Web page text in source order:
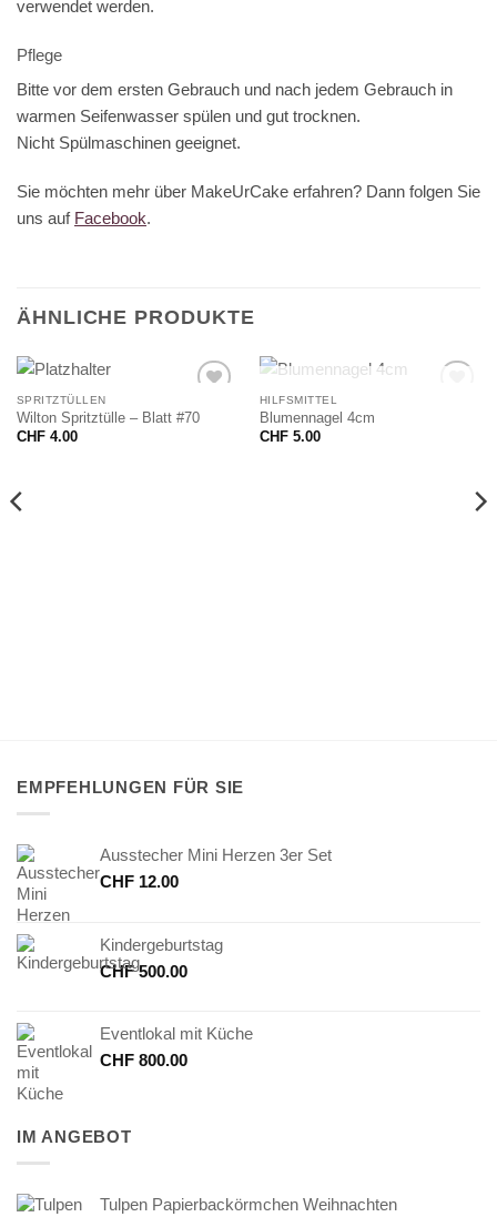
verwendet werden.
Pflege
Bitte vor dem ersten Gebrauch und nach jedem Gebrauch in
warmen Seifenwasser spülen und gut trocknen.
Nicht Spülmaschinen geeignet.
Sie möchten mehr über MakeUrCake erfahren? Dann folgen Sie
uns auf Facebook.
ÄHNLICHE PRODUKTE
SPRITZTÜLLEN
Wilton Spritztülle – Blatt #70
CHF4.00
NICHT VORRÄTIG
HILFSMITTEL
Blumennagel 4cm
CHF5.00
EMPFEHLUNGEN FÜR SIE
Ausstecher Mini Herzen 3er Set
CHF 12.00
Kindergeburtstag
CHF500.00
Eventlokal mit Küche
CHF 800.00
IM ANGEBOT
Tulpen Papierbackörmchen Weihnachten